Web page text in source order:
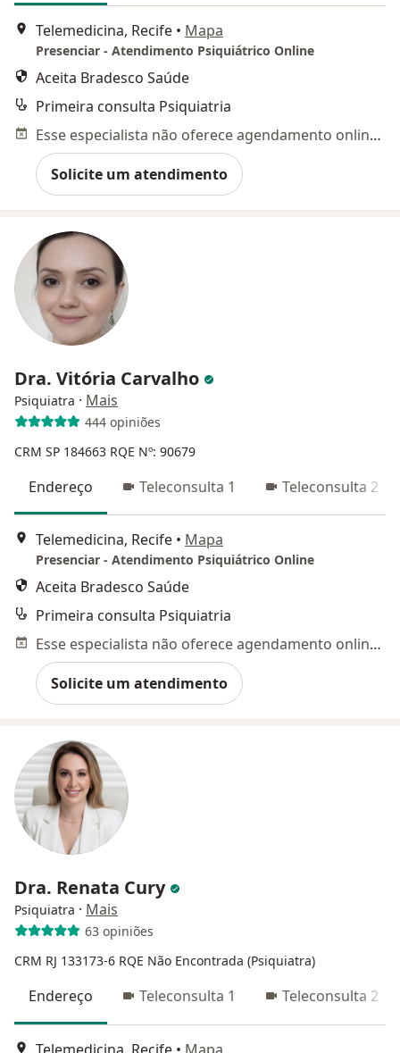
Telemedicina, Recife • Mapa
Presenciar - Atendimento Psiquiátrico Online
Aceita Bradesco Saúde
Primeira consulta Psiquiatria
Esse especialista não oferece agendamento online para esse endereço.
Solicite um atendimento
Dra. Vitória Carvalho
Psiquiatra · Mais
444 opiniões
CRM SP 184663 RQE Nº: 90679
Endereço Teleconsulta 1 Teleconsulta 2
Telemedicina, Recife • Mapa
Presenciar - Atendimento Psiquiátrico Online
Aceita Bradesco Saúde
Primeira consulta Psiquiatria
Esse especialista não oferece agendamento online para esse endereço.
Solicite um atendimento
Dra. Renata Cury
Psiquiatra · Mais
63 opiniões
CRM RJ 133173-6 RQE Não Encontrada (Psiquiatra)
Endereço Teleconsulta 1 Teleconsulta 2